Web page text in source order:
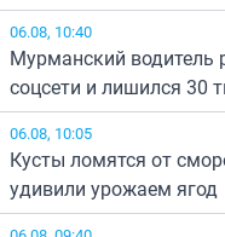
06.08, 10:40
Мурманский водитель
соцсети и лишился 30
06.08, 10:05
Кусты ломятся от
удивили урожаем ягод